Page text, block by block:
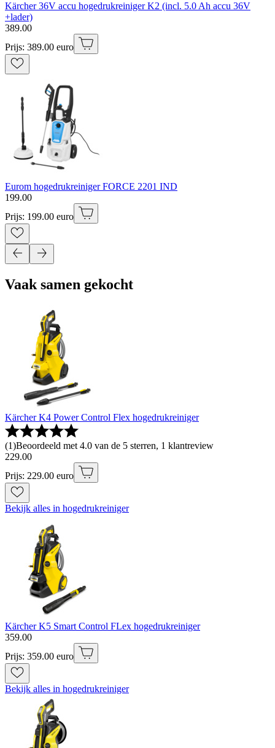
Kärcher 36V accu hogedrukreiniger K2 (incl. 5.0 Ah accu 36V
+lader)
389.00
Prijs: 389.00 euro
Eurom hogedrukreiniger FORCE 2201 IND
199.00
Prijs: 199.00 euro
Vaak samen gekocht
Kärcher K4 Power Control Flex hogedrukreiniger
(1)Beoordeeld met 4.0 van de 5 sterren, 1 klantreview
229.00
Prijs: 229.00 euro
Bekijk alles in hogedrukreiniger
Kärcher K5 Smart Control FLex hogedrukreiniger
359.00
Prijs: 359.00 euro
Bekijk alles in hogedrukreiniger